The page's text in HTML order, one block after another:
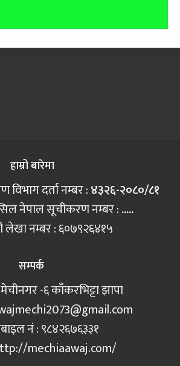
हाम्रो बारेमा
विभाग दर्ता नम्बर :४३२६-२०८०/८१
नेपाल सूचीकरण नम्बर :.....
लेखा नम्बर : ६०७९२६४१५
सम्पर्क
-६ काँकरभिट्टा झापा
नं‍ : ९८४२६७६३३१
mechiaawaj.com/